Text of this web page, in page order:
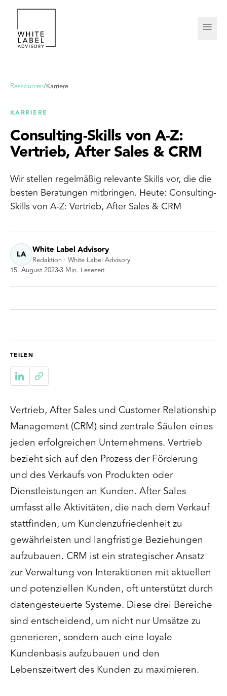
Ressourcen/Karriere
KARRIERE
Consulting-Skills von A-Z:
Vertrieb, After Sales & CRM
Wir stellen regelmäßig relevante Skills vor, die die
besten Beratungen mitbringen. Heute: Consulting-
Skills von A-Z: Vertrieb, After Sales & CRM
LA White Label Advisory
Redaktion · White Label Advisory
15. August 20233 Min. Lesezeit
TEILEN
Vertrieb, After Sales und Customer Relationship
Management (CRM) sind zentrale Säulen eines
jeden erfolgreichen Unternehmens. Vertrieb
bezieht sich auf den Prozess der Förderung
und des Verkaufs von Produkten oder
Dienstleistungen an Kunden. After Sales
umfasst alle Aktivitäten, die nach dem Verkauf
stattfinden, um Kundenzufriedenheit zu
gewährleisten und langfristige Beziehungen
aufzubauen. CRM ist ein strategischer Ansatz
zur Verwaltung von Interaktionen mit aktuellen
und potenziellen Kunden, oft unterstützt durch
datengesteuerte Systeme. Diese drei Bereiche
sind entscheidend, um nicht nur Umsätze zu
generieren, sondern auch eine loyale
Kundenbasis aufzubauen und den
Lebenszeitwert des Kunden zu maximieren.